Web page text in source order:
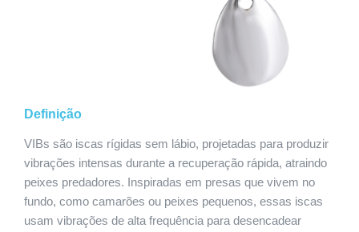
Definição
VIBs são iscas rígidas sem lábio, projetadas para produzir
vibrações intensas durante a recuperação rápida, atraindo
peixes predadores. Inspiradas em presas que vivem no
fundo, como camarões ou peixes pequenos, essas iscas
usam vibrações de alta frequência para desencadear